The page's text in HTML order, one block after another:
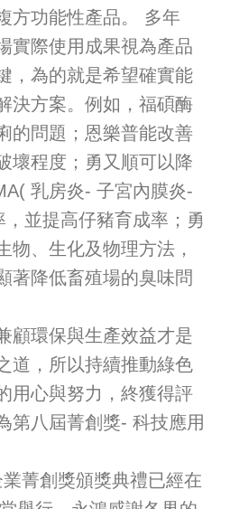
方功能性產品。 多年
實際使用成果視為產品
，為的就是希望確實能
決方案。例如，福碩酶
的問題；恩樂普能改善
壞程度；勇又順可以降
乳房炎- 子宮內膜炎-
並提高仔豬育成率；勇
物、生化及物理方法，
著降低畜殖場的臭味問
環保與生產效益才是
道，所以持續推動綠色
用心與努力，終獲得評
第八屆菁創獎- 科技應用
創獎頒獎典禮已經在